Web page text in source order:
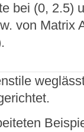
bei (0, 2.5)
von Matrix